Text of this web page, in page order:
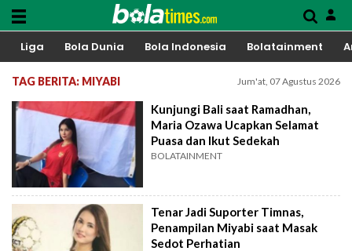
Liga Bola Dunia Bola Indonesia Bolatainment
TAG BERITA: MIYABI Jum'at, 07 Agustus 2026
Kunjungi Bali saat Ramadhan,
Maria Ozawa Ucapkan Selamat
Puasa dan Ikut Sedekah
BOLATAINMENT
Tenar Jadi Suporter Timnas,
Penampilan Miyabi saat Masak
Sedot Perhatian